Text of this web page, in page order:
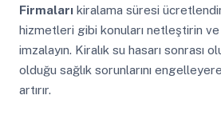
Firmalarıkiralama süresi
hizmetleri gibi konuları netleştirin
imzalayın. Kiralık su hasarı sonrası
olduğu sağlık sorunlarını
artırır.